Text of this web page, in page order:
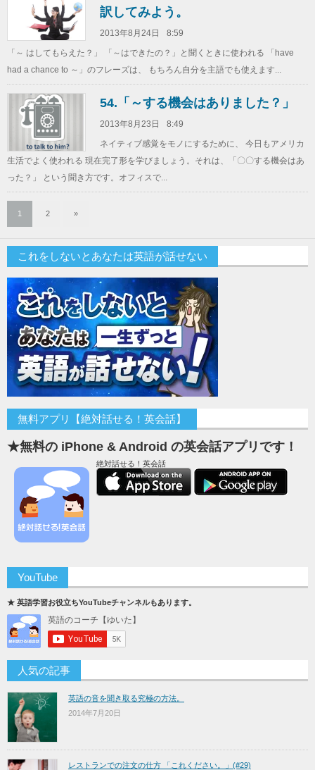
訳してみよう。
2013年8月24日
8:59
「～ はしてもらえた？」 「～はできたの？」と聞くときに使われる 「have
had a chance to ～」のフレーズは、 もちろん自分を主語でも使えます...
54.「～する機会はありました？」
2013年8月23日
8:49
ネイティブ感覚をモノにするために、 今日もアメリカ
生活でよく使われる 現在完了形を学びましょう。それは、「〇〇する機会はあ
った？」 という聞き方です。オフィスで...
1 2 »
これをしないとあなたは英語が話せない
無料アプリ【絶対話せる！英会話】
★無料の iPhone & Android の英会話アプリです！
絶対話せる！英会話
YouTube
★ 英語学習お役立ちYouTubeチャンネルもあります。
人気の記事
英語の音を聞き取る究極の方法。
2014年7月20日
レストランでの注文の仕方 「これください。」(#29)